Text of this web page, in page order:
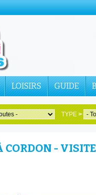
LOISIRS GUIDE
TYPE>
CORDON -